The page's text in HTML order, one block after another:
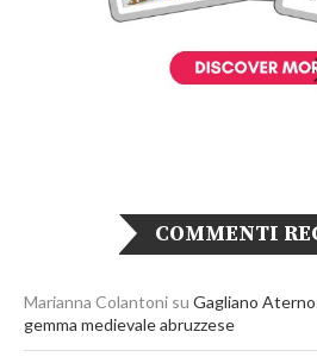
COMMENTI
Marianna Colantoni su Gagliano
gemma medievale abruzzese